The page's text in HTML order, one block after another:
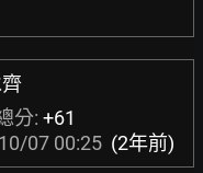
分: +61
07 00:25 (2年前)